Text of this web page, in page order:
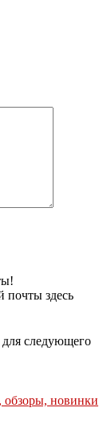
почты здесь
следующего